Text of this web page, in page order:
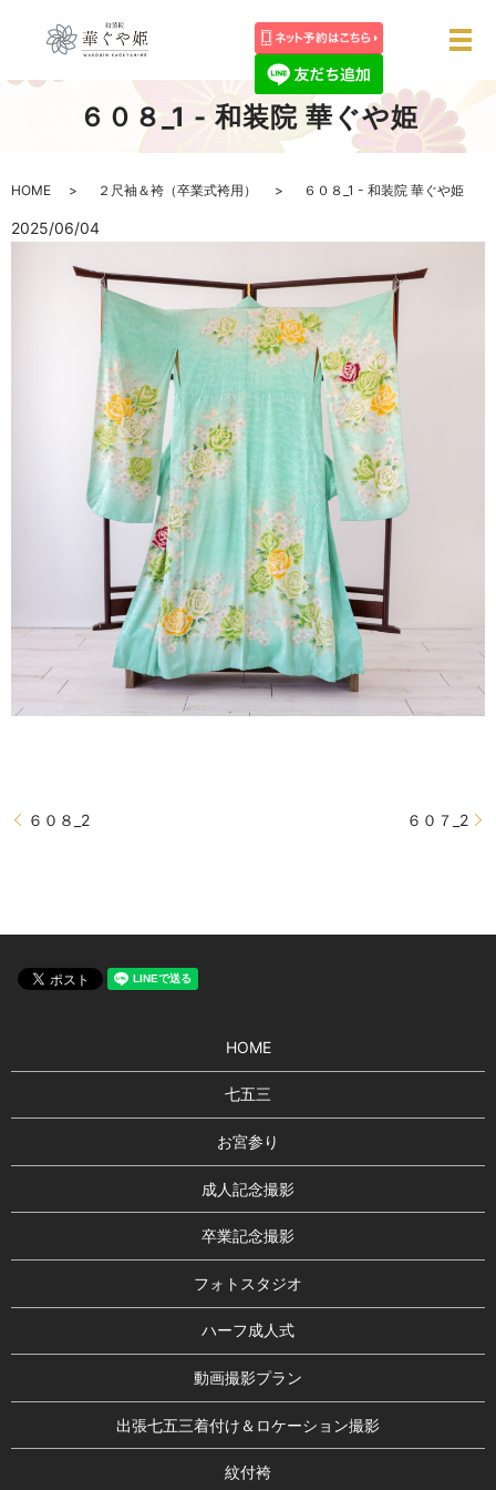
メ
６０８_1 - 和装院 華ぐや姫
HOME ２尺袖＆袴（卒業式袴用） ６０８_1 - 和装院 華ぐや姫
2025/06/04
６０８_2 ６０７_2
HOME
七五三
お宮参り
成人記念撮影
卒業記念撮影
フォトスタジオ
ハーフ成人式
動画撮影プラン
出張七五三着付け＆ロケーション撮影
紋付袴